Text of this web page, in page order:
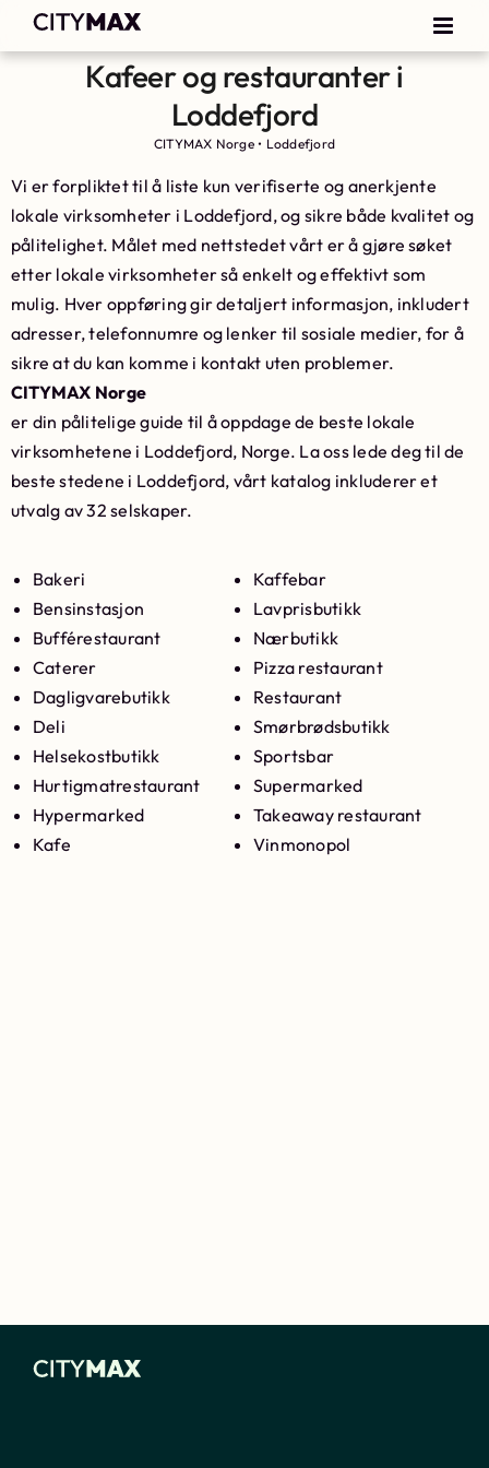
Kafeer og restauranter i
Loddefjord
CITYMAX Norge• Loddefjord
Vi er forpliktet til å liste kun verifiserte og anerkjente
lokale virksomheter i Loddefjord, og sikre både kvalitet og
pålitelighet. Målet med nettstedet vårt er å gjøre søket
etter lokale virksomheter så enkelt og effektivt som
mulig. Hver oppføring gir detaljert informasjon, inkludert
adresser, telefonnumre og lenker til sosiale medier, for å
sikre at du kan komme i kontakt uten problemer.
CITYMAX Norge
er din pålitelige guide til å oppdage de beste lokale
virksomhetene i Loddefjord, Norge. La oss lede deg til de
beste stedene i Loddefjord, vårt katalog inkluderer et
utvalg av 32 selskaper.
Bakeri
Bensinstasjon
Bufférestaurant
Caterer
Dagligvarebutikk
Deli
Helsekostbutikk
Hurtigmatrestaurant
Hypermarked
Kafe
Kaffebar
Lavprisbutikk
Nærbutikk
Pizza restaurant
Restaurant
Smørbrødsbutikk
Sportsbar
Supermarked
Takeaway restaurant
Vinmonopol